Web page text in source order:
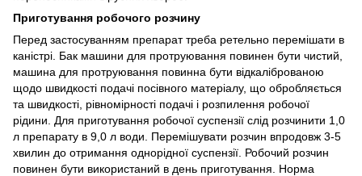
Приготування робочого розчину
Перед застосуванням препарат треба ретельно перемішати в
каністрі. Бак машини для протруювання повинен бути чистий,
машина для протруювання повинна бути відкаліброваною
щодо швидкості подачі посівного матеріалу, що обробляється
та швидкості, рівномірності подачі і розпилення робочої
рідини. Для приготування робочої суспензії слід розчинити 1,0
л препарату в 9,0 л води. Перемішувати розчин впродовж 3-5
хвилин до отримання однорідної суспензії. Робочий розчин
повинен бути використаний в день приготування. Норма